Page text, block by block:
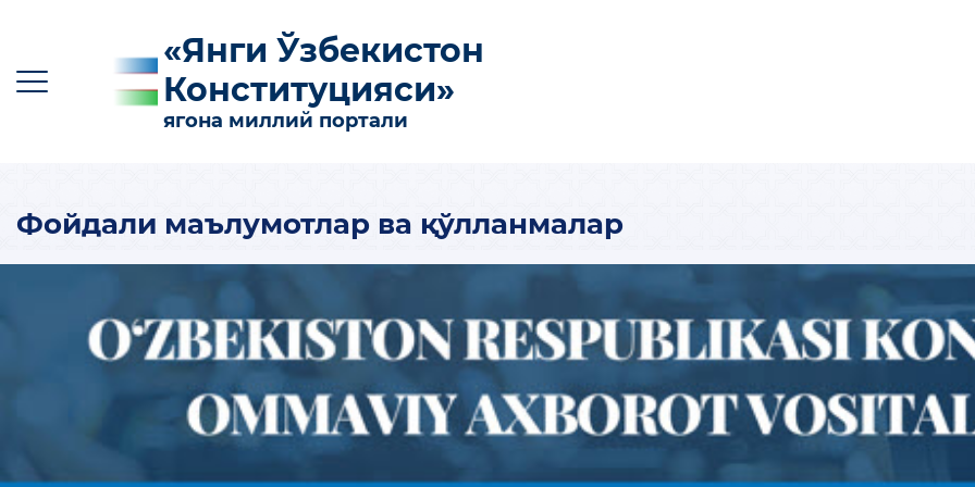
Қр En
КОНСТИТУЦИЯГА КИРИТИЛГАН АСОСИЙ
ЎЗГАРТИРИШЛАР
КОНСТИТУЦИЯНИНГ МАЗМУН-МОҲИЯТИ
ФОЙДАЛИ МАЪЛУМОТЛАР ВА
100 ТА САВОЛГА 100 ТА ЖАВОБ
«Янги Ўзбекистон
Конституцияси»
ягона миллий портали
Фойдали маълумотлар ва қўлланмалар